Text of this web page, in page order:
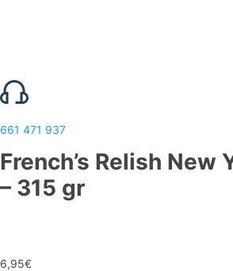
661 471 937
French’s Relish New
– 315 gr
6,95€